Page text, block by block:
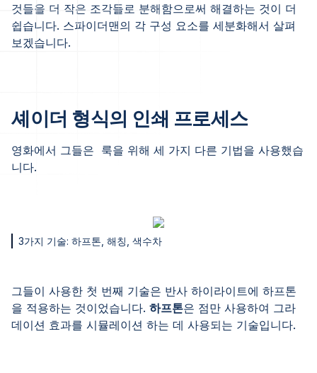
것들을 더 작은 조각들로 분해함으로써 해결하는 것이 더
쉽습니다. 스파이더맨의 각 구성 요소를 세분화해서 살펴
보겠습니다.
셰이더 형식의 인쇄 프로세스
영화에서 그들은 룩을 위해 세 가지 다른 기법을 사용했습
니다.
3가지 기술: 하프톤, 해칭, 색수차
그들이 사용한 첫 번째 기술은 반사 하이라이트에 하프톤
을 적용하는 것이었습니다. 하프톤은 점만 사용하여 그라
데이션 효과를 시뮬레이션 하는 데 사용되는 기술입니다.